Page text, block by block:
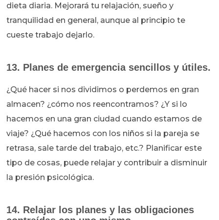
dieta diaria. Mejorará tu relajación, sueño y
tranquilidad en general, aunque al principio te
cueste trabajo dejarlo.
13. Planes de emergencia sencillos y útiles.
¿Qué hacer si nos dividimos o perdemos en gran
almacen? ¿cómo nos reencontramos? ¿Y si lo
hacemos en una gran ciudad cuando estamos de
viaje? ¿Qué hacemos con los niños si la pareja se
retrasa, sale tarde del trabajo, etc.? Planificar este
tipo de cosas, puede relajar y contribuir a disminuir
la presión psicológica.
14. Relajar los planes y las obligaciones